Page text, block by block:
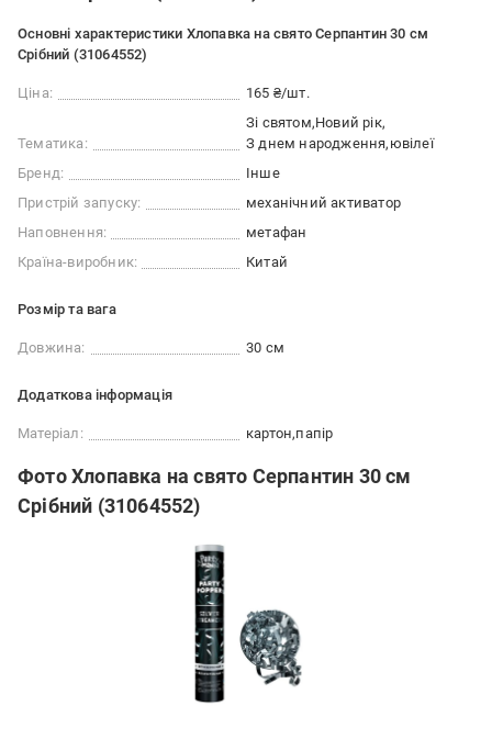
Основні характеристики Хлопавка на свято Серпантин 30 см
Срібний (31064552)
Ціна: 165 ₴/шт.
Тематика:
Зі святом Новий рік
З днем народження ювілеї
Бренд:
Інше
Пристрій запуску:
механічний активатор
Наповнення:
метафан
Країна-виробник:
Китай
Розмір та вага
Довжина: 30 см
Додаткова інформація
Матеріал: картон папір
Фото Хлопавка на свято Серпантин 30 см
Срібний (31064552)